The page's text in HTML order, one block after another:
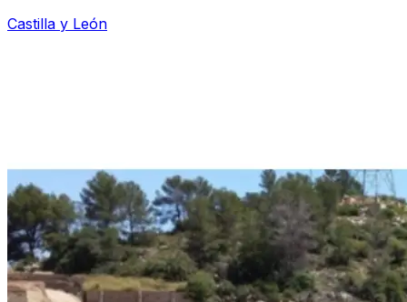
Castilla y León